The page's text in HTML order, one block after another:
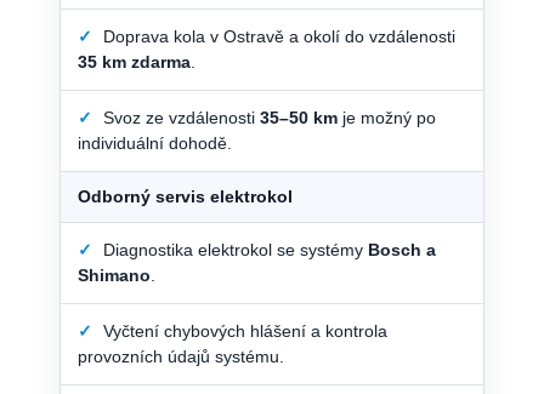
✓
Doprava kola v Ostravě a okolí do vzdálenosti
35 km zdarma
✓ Svoz ze vzdálenosti 35–50 km je možný po
individuální dohodě.
Odborný servis elektrokol
✓ Diagnostika elektrokol se systémy Bosch a
Shimano
✓
Vyčtení chybových hlášení a kontrola
provozních údajů systému.